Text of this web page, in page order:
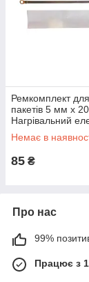
Ремкомплект
пакетів 5 мм x
Нагрівальний
FS200, PFS200,
PSF200 Китай
Немає в
85 ₴
Про нас
99%
Працює з